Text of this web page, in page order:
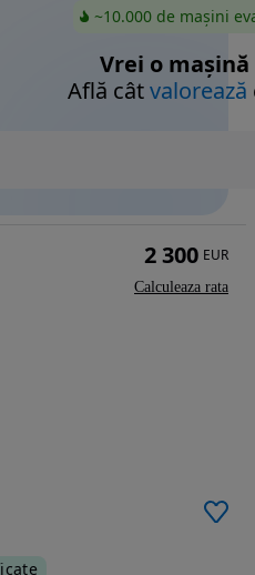
~10.000 de mașini
Vrei o mașină
Află câtvalorează
2 300 EUR
Calculeaza rata